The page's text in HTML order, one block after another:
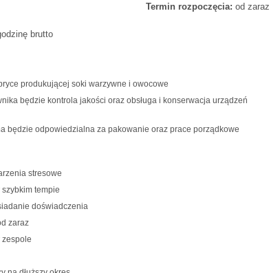
Termin rozpoczęcia: od zaraz
brutto
produkującej soki warzywne i owocowe
będzie kontrola jakości oraz obsługa i konserwacja urządzeń
będzie odpowiedzialna za pakowanie oraz prace porządkowe
stresowe
tempie
doświadczenia
zaraz
zespole